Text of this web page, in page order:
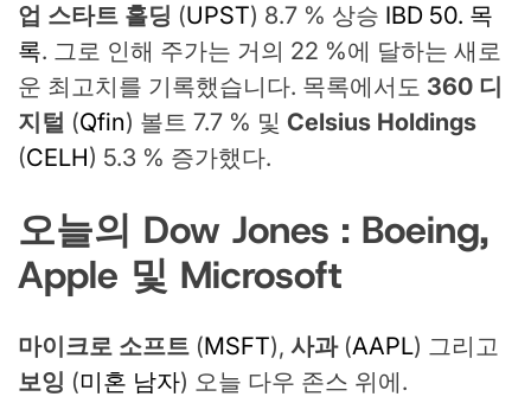
업 스타트 홀딩 (UPST) 8.7 % 상승 IBD 50. 목
록. 그로 인해 주가는 거의 22 %에 달하는 새로
운 최고치를 기록했습니다. 목록에서도 360 디
지털 (Qfin) 볼트 7.7 % 및 Celsius Holdings
(CELH) 5.3 % 증가했다.
오늘의 Dow Jones : Boeing,
Apple 및 Microsoft
마이크로 소프트 (MSFT), 사과(AAPL) 그리고
보잉 (미혼 남자) 오늘 다우 존스 위에.